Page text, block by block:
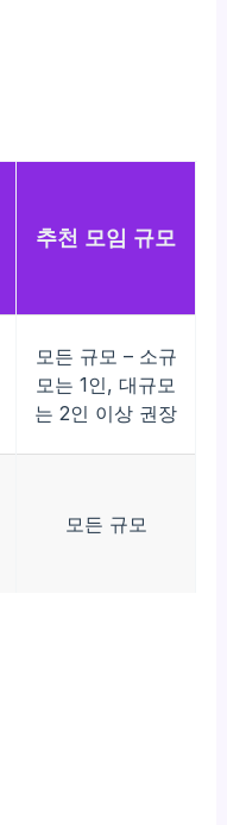
추천 모임 규모
모든 규모 – 소규
모는 1인, 대규모
는 2인 이상 권장
모든 규모